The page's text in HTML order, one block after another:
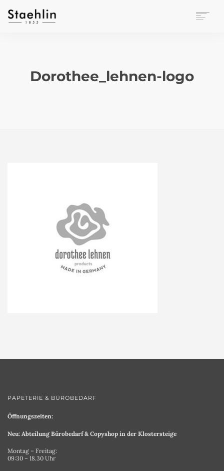
LEASINGDorothee_lehnen-logo
PAPETERIE & BÜROBEDARF
Öffnungszeiten:
Neu: Abteilung Bürobedarf & Copyshop in der Klostersteige
Montag – Freitag:
09:30 – 18.30 Uhr